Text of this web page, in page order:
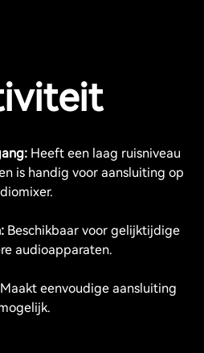
Heeft een laag ruisniveau
is handig voor aansluiting op
Beschikbaar voor gelijktijdige
audioapparaten.
Maakt eenvoudige aansluiting